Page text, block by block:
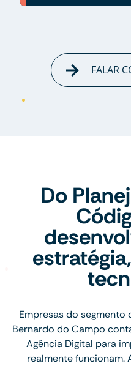
FALAR
Do
Empresas do segmento
Bernardo do Campo
Agência Digital para
realmente funcionam.